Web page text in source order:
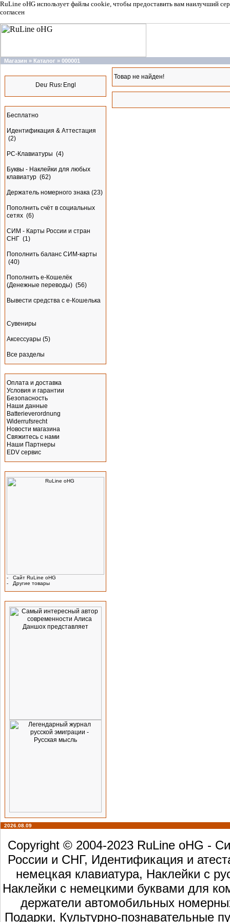
RuLine oHG использует файлы cookie, чтобы предоставить вам наилучший
согласен
Магазин » Каталог » 000001
Бесплатно
Идентификация & Аттестация
(2)
PC-Клавиатуры (4)
Буквы - Наклейки для любых
клавиатур (62)
Держатель номерного знака (23)
Пополнить счёт в социальных
сетях (6)
СИМ - Карты России и стран
СНГ (1)
Пополнить баланс СИМ-карты
(40)
Пополнить e-Кошелёк
(Денежные переводы) (56)
Вывести средства с е-Кошелька
Сувениры
Аксессуары (5)
Все разделы
Оплата и доставка
Условия и гарантии
Безопасность
Наши данные
Batterieverordnung
Widerrufsrecht
Новости магазина
Свяжитесь с нами
Наши Партнеры
EDV сервис
-
Сайт RuLine oHG
-
Другие товары
Товар не найден!
2026.08.09
Copyright © 2004-2023 RuLine oHG -
России и СНГ, Идентификация и
немецкая клавиатура, Наклейки с
Наклейки с немецкими буквами для
держатели автомобильных
Подарки, Культурно-познавательные